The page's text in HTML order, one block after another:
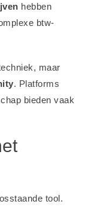
hebben
btw-
maar
. Platforms
bieden vaak
tool.